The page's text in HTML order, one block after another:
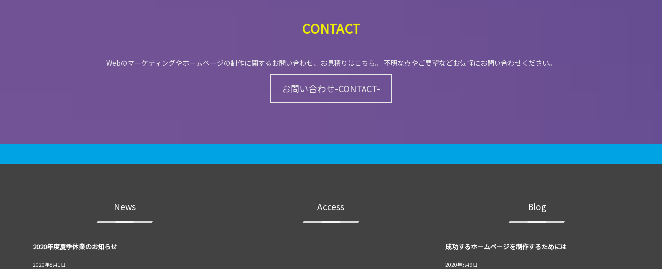
CONTACT
Webのマーケティングやホームページの制作に関するお問い合わせ、お見積りはこちら。 不明な点やご要望などお気軽にお問い合わせください。
お問い合わせ-CONTACT-
News
2020年度夏季休業のお知らせ
2020年8月1日
Access Blog
成功するホームページを制作するためには
2020年3月9日